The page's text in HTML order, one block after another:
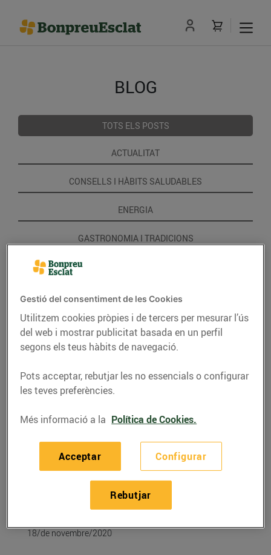
BLOG
TOTS ELS POSTS
ACTUALITAT
CONSELLS I HÀBITS SALUDABLES
ENERGIA
GASTRONOMIA I TRADICIONS
RECEPTES
Tallarines a la llimona
amb verdures d'hivern i
18/de novembre/2020
Gestió del consentiment de les Cookies
Utilitzem cookies pròpies i de tercers per mesurar l’ús
del web i mostrar publicitat basada en un perfil
segons els teus hàbits de navegació.
Pots acceptar, rebutjar les no essencials o configurar
les teves preferències.
Més informació a la Política de Cookies.
Configurar
Rebutjar
Acceptar